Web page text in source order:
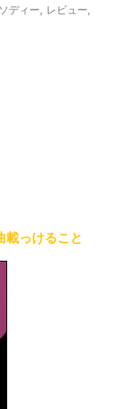
ディー レビュー
っけること